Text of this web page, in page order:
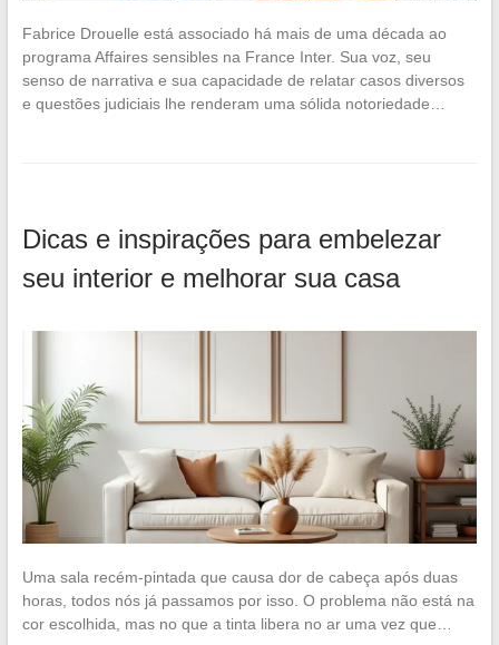
Fabrice Drouelle está associado há mais de uma década ao
programa Affaires sensibles na France Inter. Sua voz, seu
senso de narrativa e sua capacidade de relatar casos diversos
e questões judiciais lhe renderam uma sólida notoriedade…
Dicas e inspirações para embelezar
seu interior e melhorar sua casa
Uma sala recém-pintada que causa dor de cabeça após duas
horas, todos nós já passamos por isso. O problema não está na
cor escolhida, mas no que a tinta libera no ar uma vez que…